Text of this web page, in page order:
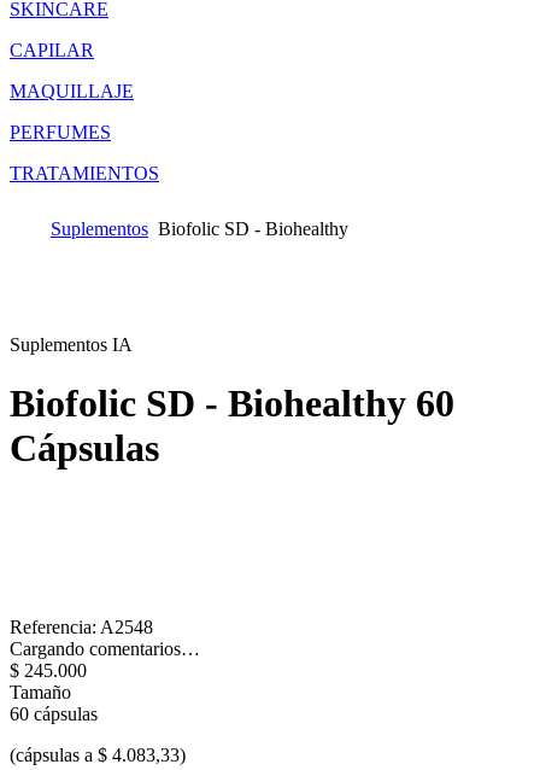
SKINCARE
CAPILAR
MAQUILLAJE
PERFUMES
TRATAMIENTOS
Suplementos Biofolic SD - Biohealthy
Suplementos IA
Biofolic SD - Biohealthy 60
Cápsulas
Referencia: A2548
Cargando comentarios…
$ 245.000
Tamaño
60 cápsulas
(cápsulas a $ 4.083,33)